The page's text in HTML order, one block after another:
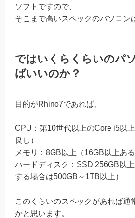
ソフトですので、
そこまで高いスペックのパソコン
ではいくらくらいのパ
ばいいのか？
目的がRhino7であれば、
CPU：第10世代以上のCore i5以
良し）
メモリ：8GB以上（16GB以上ある
ハードディスク：SSD 256GB以
する場合は500GB～1TB以上）
このくらいのスペックがあれば通
かと思います。